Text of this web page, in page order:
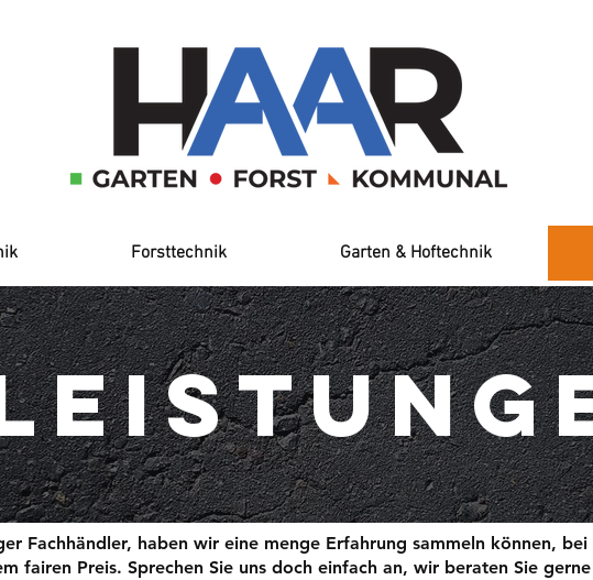
Forsttechnik Garten & Hoftechnik
Fachhändler, haben wir eine menge Erfahrung sammeln können,
fairen Preis. Sprechen Sie uns doch einfach an, wir beraten Sie